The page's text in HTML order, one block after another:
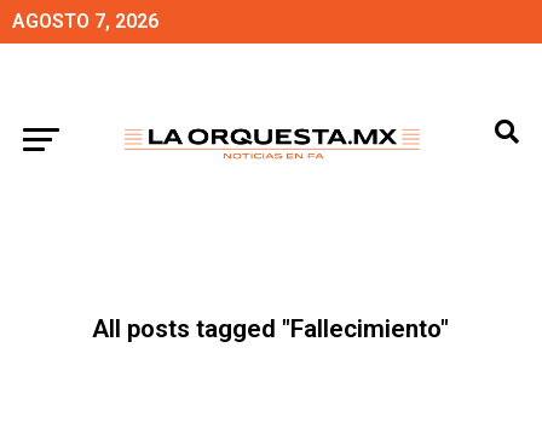
AGOSTO 7, 2026
All posts tagged "Fallecimiento"